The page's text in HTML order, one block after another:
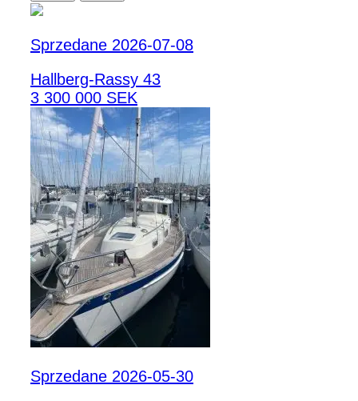
Sprzedane 2026-07-08
Hallberg-Rassy 43
3 300 000 SEK
Sprzedane 2026-05-30